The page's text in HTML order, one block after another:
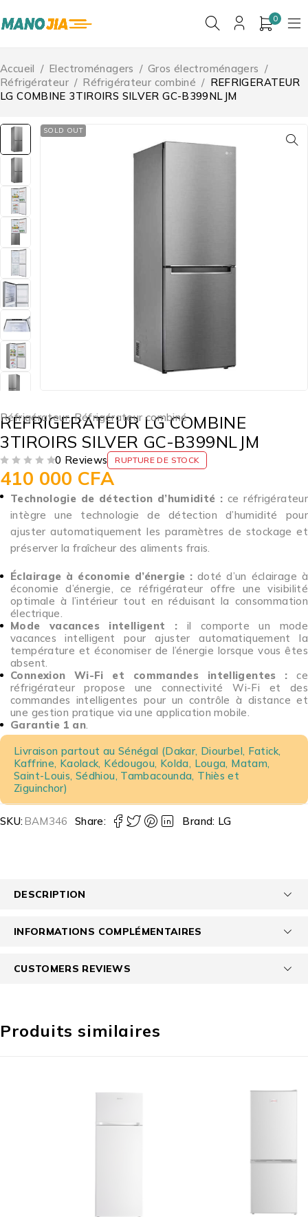
0
Accueil / Electroménagers / Gros électroménagers /
Réfrigérateur / Réfrigérateur combiné / REFRIGERATEUR
LG COMBINE 3TIROIRS SILVER GC-B399NLJM
SOLD OUT
Réfrigérateur,Réfrigérateur combiné
REFRIGERATEUR LG COMBINE
3TIROIRS SILVER GC-B399NLJM
0 Reviews RUPTURE DE STOCK
410 000 CFA
Technologie de détection d’humidité : ce réfrigérateur
intègre une technologie de détection d’humidité pour
ajuster automatiquement les paramètres de stockage et
préserver la fraîcheur des aliments frais.
Éclairage à économie d’énergie : doté d’un éclairage à
économie d’énergie, ce réfrigérateur offre une visibilité
optimale à l’intérieur tout en réduisant la consommation
électrique.
Mode vacances intelligent : il comporte un mode
vacances intelligent pour ajuster automatiquement la
température et économiser de l’énergie lorsque vous êtes
absent.
Connexion Wi-Fi et commandes intelligentes : ce
réfrigérateur propose une connectivité Wi-Fi et des
commandes intelligentes pour un contrôle à distance et
une gestion pratique via une application mobile.
Garantie 1 an.
Livraison partout au Sénégal (Dakar, Diourbel, Fatick,
Kaffrine, Kaolack, Kédougou, Kolda, Louga, Matam,
Saint-Louis, Sédhiou, Tambacounda, Thiès et
Ziguinchor)
SKU:BAM346 Share: Brand: LG
DESCRIPTION
INFORMATIONS COMPLÉMENTAIRES
CUSTOMERS REVIEWS
Produits similaires